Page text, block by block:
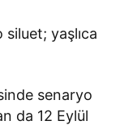
yaşlıca
senaryo
da 12 Eylül